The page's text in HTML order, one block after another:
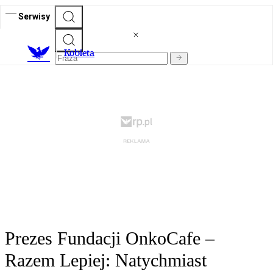
Serwisy
Kobieta
Prezes Fundacji OnkoCafe –
Razem Lepiej: Natychmiast